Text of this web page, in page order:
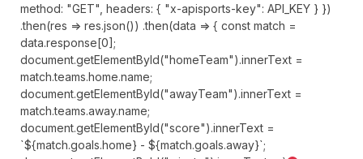
method: "GET", headers: { "x-apisports-key": API_KEY } })
.then(res => res.json()) .then(data => { const match =
data.response[0];
document.getElementById("homeTeam").innerText =
match.teams.home.name;
document.getElementById("awayTeam").innerText =
match.teams.away.name;
document.getElementById("score").innerText =
`${match.goals.home} - ${match.goals.away}`;